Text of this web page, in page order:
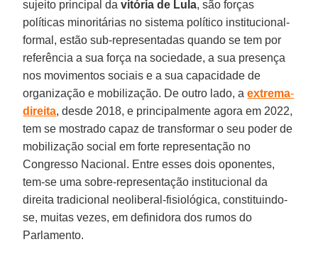
sujeito principal da vitória de Lula, são forças
políticas minoritárias no sistema político institucional-
formal, estão sub-representadas quando se tem por
referência a sua força na sociedade, a sua presença
nos movimentos sociais e a sua capacidade de
organização e mobilização. De outro lado, aextrema-
direita, desde 2018, e principalmente agora em 2022,
tem se mostrado capaz de transformar o seu poder de
mobilização social em forte representação no
Congresso Nacional. Entre esses dois oponentes,
tem-se uma sobre-representação institucional da
direita tradicional neoliberal-fisiológica, constituindo-
se, muitas vezes, em definidora dos rumos do
Parlamento.